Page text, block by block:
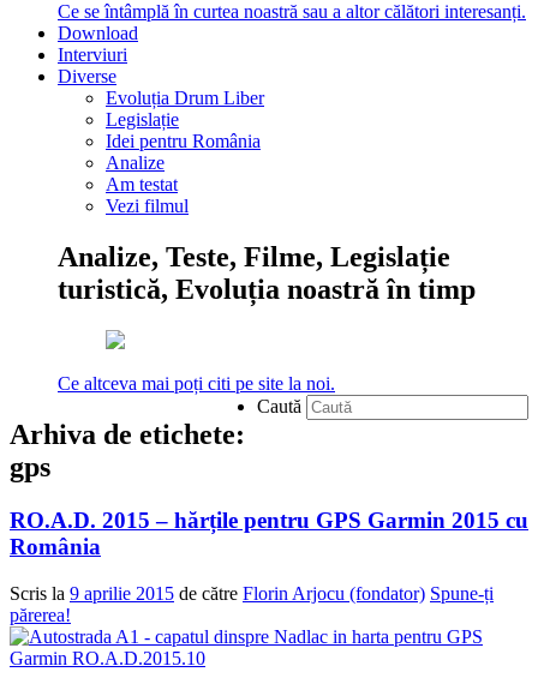
Ce se întâmplă în curtea noastră sau a altor călători interesanți.
Download
Interviuri
Diverse
Evoluția Drum Liber
Legislație
Idei pentru România
Analize
Am testat
Vezi filmul
Analize, Teste, Filme, Legislație
turistică, Evoluția noastră în timp
Ce altceva mai poți citi pe site la noi.
Caută
Arhiva de etichete:
gps
RO.A.D. 2015 – hărțile pentru GPS Garmin 2015 cu
România
Scris la 9 aprilie 2015 de către Florin Arjocu (fondator) Spune-ți
părerea!